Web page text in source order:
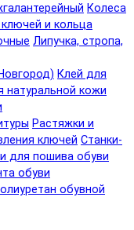
Колеса
и кольца
Липучка, стропа,
Клей для
натуральной кожи
Растяжки и
ключей Станки-
для пошива обуви
обуви
обувной